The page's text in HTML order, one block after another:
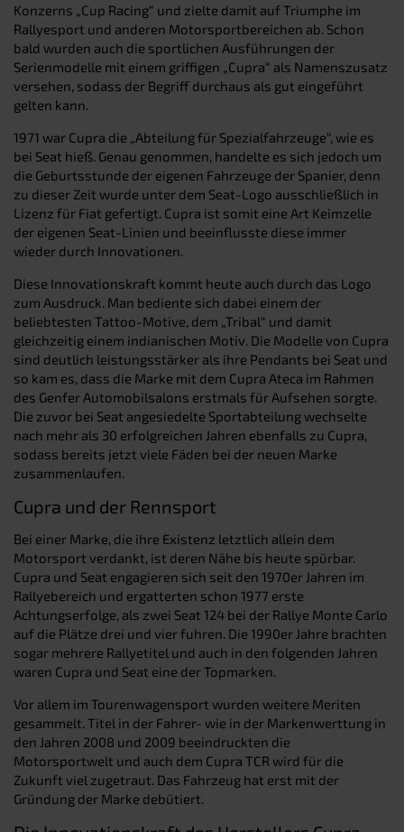
Konzerns „Cup Racing“ und zielte damit auf Triumphe im
Rallyesport und anderen Motorsportbereichen ab. Schon
bald wurden auch die sportlichen Ausführungen der
Serienmodelle mit einem griffigen „Cupra“ als Namenszusatz
versehen, sodass der Begriff durchaus als gut eingeführt
gelten kann.
1971 war Cupra die „Abteilung für Spezialfahrzeuge“, wie es
bei Seat hieß. Genau genommen, handelte es sich jedoch um
die Geburtsstunde der eigenen Fahrzeuge der Spanier, denn
zu dieser Zeit wurde unter dem Seat-Logo ausschließlich in
Lizenz für Fiat gefertigt. Cupra ist somit eine Art Keimzelle
der eigenen Seat-Linien und beeinflusste diese immer
wieder durch Innovationen.
Diese Innovationskraft kommt heute auch durch das Logo
zum Ausdruck. Man bediente sich dabei einem der
beliebtesten Tattoo-Motive, dem „Tribal“ und damit
gleichzeitig einem indianischen Motiv. Die Modelle von Cupra
sind deutlich leistungsstärker als ihre Pendants bei Seat und
so kam es, dass die Marke mit dem Cupra Ateca im Rahmen
des Genfer Automobilsalons erstmals für Aufsehen sorgte.
Die zuvor bei Seat angesiedelte Sportabteilung wechselte
nach mehr als 30 erfolgreichen Jahren ebenfalls zu Cupra,
sodass bereits jetzt viele Fäden bei der neuen Marke
zusammenlaufen.
Cupra und der Rennsport
Bei einer Marke, die ihre Existenz letztlich allein dem
Motorsport verdankt, ist deren Nähe bis heute spürbar.
Cupra und Seat engagieren sich seit den 1970er Jahren im
Rallyebereich und ergatterten schon 1977 erste
Achtungserfolge, als zwei Seat 124 bei der Rallye Monte Carlo
auf die Plätze drei und vier fuhren. Die 1990er Jahre brachten
sogar mehrere Rallyetitel und auch in den folgenden Jahren
waren Cupra und Seat eine der Topmarken.
Vor allem im Tourenwagensport wurden weitere Meriten
gesammelt. Titel in der Fahrer- wie in der Markenwerttung in
den Jahren 2008 und 2009 beeindruckten die
Motorsportwelt und auch dem Cupra TCR wird für die
Zukunft viel zugetraut. Das Fahrzeug hat erst mit der
Gründung der Marke debütiert.